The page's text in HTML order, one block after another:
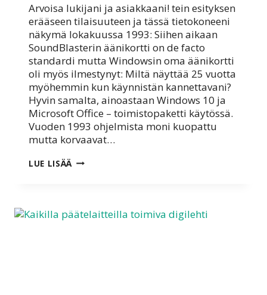
Arvoisa lukijani ja asiakkaani! tein esityksen
erääseen tilaisuuteen ja tässä tietokoneeni
näkymä lokakuussa 1993: Siihen aikaan
SoundBlasterin äänikortti on de facto
standardi mutta Windowsin oma äänikortti
oli myös ilmestynyt: Miltä näyttää 25 vuotta
myöhemmin kun käynnistän kannettavani?
Hyvin samalta, ainoastaan Windows 10 ja
Microsoft Office – toimistopaketti käytössä.
Vuoden 1993 ohjelmista moni kuopattu
mutta korvaavat…
LUE LISÄÄ HYVÄÄ
VUOTTA
2019!